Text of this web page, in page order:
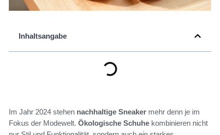
Inhaltsangabe
Im Jahr 2024 stehen nachhaltige Sneaker mehr denn je im
Fokus der Modewelt. Ökologische Schuhe kombinieren nicht